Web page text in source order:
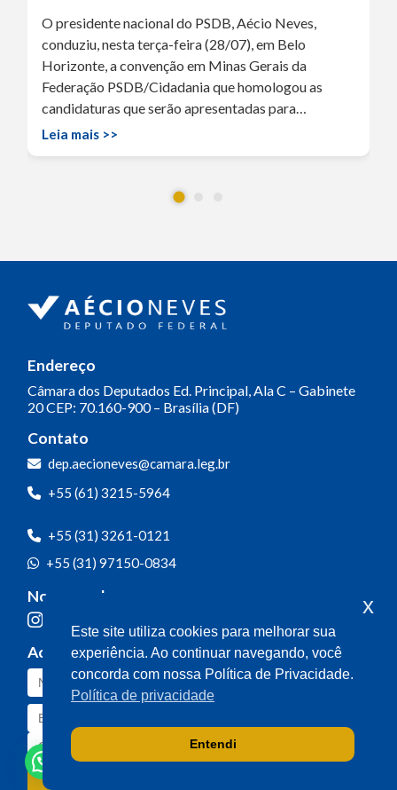
O presidente nacional do PSDB, Aécio Neves,
conduziu, nesta terça-feira (28/07), em Belo
Horizonte, a convenção em Minas Gerais da
Federação PSDB/Cidadania que homologou as
candidaturas que serão apresentadas para…
Leia mais >>
Endereço
Câmara dos Deputados Ed. Principal, Ala C – Gabinete
20CEP: 70.160-900 – Brasília (DF)
Contato
dep.aecioneves@camara.leg.br
+55 (61) 3215-5964
+55 (31) 3261-0121
+55 (31) 97150-0834
Nossas redes
Acompanhe o meu mandato
Este site utiliza cookies para melhorar sua
experiência. Ao continuar navegando, você
concorda com nossa Política de Privacidade.
Política de privacidade
Entendi
x